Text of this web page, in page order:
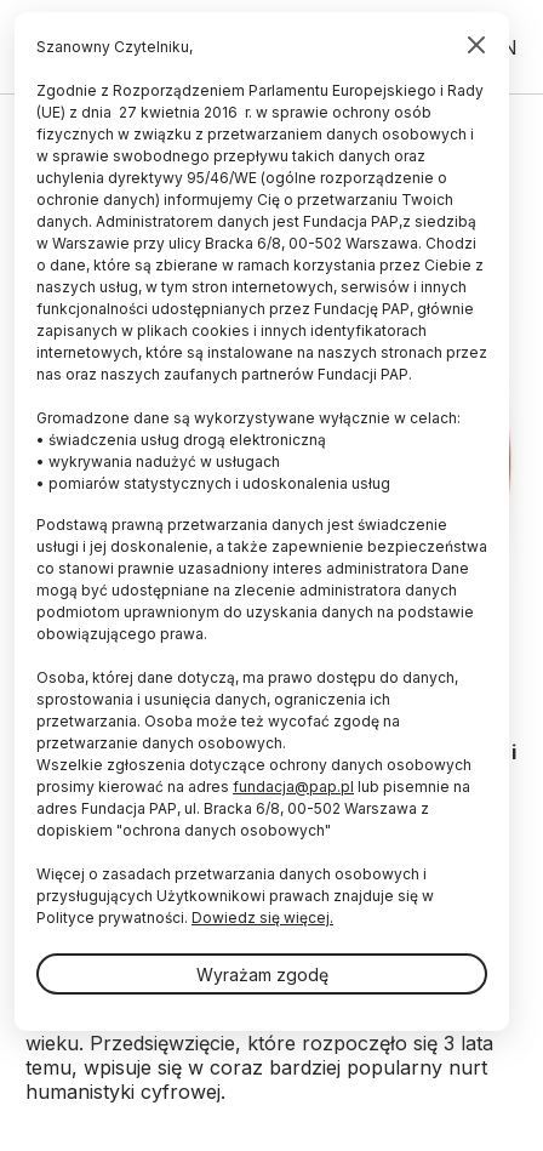
PL EN
Poznańscy archeolodzy kodują
pradzieje
12.11.2015
aktualizacja: 12.11.2015
4 minuty czytania
Logo projektu Seshat
szybciej, a inne trwają dłużej? Czy wykorzystanie
produktów odzwierzęcych było punktem
zwrotnym dla powstania zaawansowanych
społeczności w okresie neolitu? Odpowiedzi na te i
wiele innych pytań ma dać naukowcom baza
danych „Seshat”, powstająca dzięki wysiłkowi
badaczy i programistów z całego świata.
„Seshat. Global History Databank” jest innowacyjną
bazą danych historycznych i archeologicznych,
zagadnienia o charakterze kulturowym,
gospodarczym, społecznym, rytualnym z całego
wieku. Przedsięwzięcie, które rozpoczęło się 3 lata
temu, wpisuje się w coraz bardziej popularny nurt
humanistyki cyfrowej.
Szanowny Czytelniku,
Zgodnie z Rozporządzeniem Parlamentu Europejskiego i Rady
(UE) z dnia 27 kwietnia 2016 r. w sprawie ochrony osób
fizycznych w związku z przetwarzaniem danych osobowych i
w sprawie swobodnego przepływu takich danych oraz
uchylenia dyrektywy 95/46/WE (ogólne rozporządzenie o
ochronie danych) informujemy Cię o przetwarzaniu Twoich
danych. Administratorem danych jest Fundacja PAP,z siedzibą
w Warszawie przy ulicy Bracka 6/8, 00-502 Warszawa. Chodzi
o dane, które są zbierane w ramach korzystania przez Ciebie z
naszych usług, w tym stron internetowych, serwisów i innych
funkcjonalności udostępnianych przez Fundację PAP, głównie
zapisanych w plikach cookies i innych identyfikatorach
internetowych, które są instalowane na naszych stronach przez
nas oraz naszych zaufanych partnerów Fundacji PAP.
Gromadzone dane są wykorzystywane wyłącznie w celach:
• świadczenia usług drogą elektroniczną
• wykrywania nadużyć w usługach
• pomiarów statystycznych i udoskonalenia usług
Podstawą prawną przetwarzania danych jest świadczenie
usługi i jej doskonalenie, a także zapewnienie bezpieczeństwa
co stanowi prawnie uzasadniony interes administratora Dane
mogą być udostępniane na zlecenie administratora danych
podmiotom uprawnionym do uzyskania danych na podstawie
obowiązującego prawa.
Osoba, której dane dotyczą, ma prawo dostępu do danych,
sprostowania i usunięcia danych, ograniczenia ich
przetwarzania. Osoba może też wycofać zgodę na
przetwarzanie danych osobowych.
Wszelkie zgłoszenia dotyczące ochrony danych osobowych
prosimy kierować na adres fundacja@pap.pl lub pisemnie na
adres Fundacja PAP, ul. Bracka 6/8, 00-502 Warszawa z
dopiskiem "ochrona danych osobowych"
Więcej o zasadach przetwarzania danych osobowych i
przysługujących Użytkownikowi prawach znajduje się w
Polityce prywatności. Dowiedz się więcej.
Wyrażam zgodę